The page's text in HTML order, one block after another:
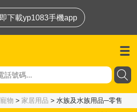
下載yp1083手機app
物 > 家居用品 > 水族及水族用品─零售